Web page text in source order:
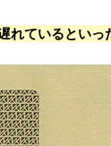
れているといっ